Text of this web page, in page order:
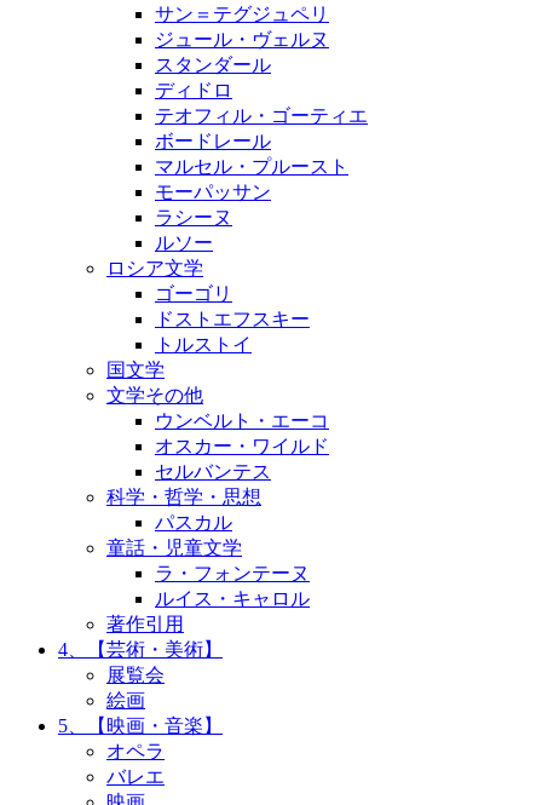
サン＝テグジュペリ
ジュール・ヴェルヌ
スタンダール
ディドロ
テオフィル・ゴーティエ
ボードレール
マルセル・プルースト
モーパッサン
ラシーヌ
ルソー
ロシア文学
ゴーゴリ
ドストエフスキー
トルストイ
国文学
文学その他
ウンベルト・エーコ
オスカー・ワイルド
セルバンテス
科学・哲学・思想
パスカル
童話・児童文学
ラ・フォンテーヌ
ルイス・キャロル
著作引用
4、【芸術・美術】
展覧会
絵画
5、【映画・音楽】
オペラ
バレエ